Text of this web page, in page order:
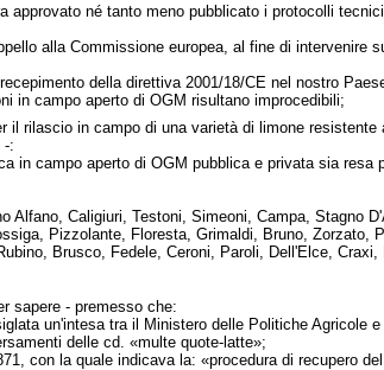
né tanto meno pubblicato i protocolli
alla Commissione europea, al fine di intervenire
della direttiva 2001/18/CE nel nostro
in campo aperto di OGM risultano improcedibili;
il rilascio in campo di una varietà di limone
-:
in campo aperto di OGM pubblica e privata sia resa
Caligiuri, Testoni, Simeoni, Campa, Stagno
Pizzolante, Floresta, Grimaldi, Bruno, Zorzato,
Brusco, Fedele, Ceroni, Paroli, Dell'Elce, Craxi,
sapere - premesso che:
un'intesa tra il Ministero delle Politiche Agricole
delle cd. «multe quote-latte»;
con la quale indicava la: «procedura di recupero